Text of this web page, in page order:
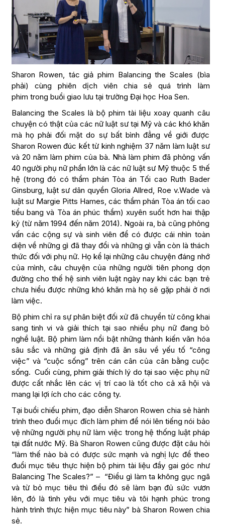
Sharon Rowen, tác giả phim Balancing the Scales (bìa
phải) cùng phiên dịch viên chia sẻ quá trình làm
phim trong buổi giao lưu tại trường Đại học Hoa Sen.
Balancing the Scales là bộ phim tài liệu xoay quanh câu
chuyện có thật của các nữ luật sư tại Mỹ và các khó khăn
mà họ phải đối mặt do sự bất bình đẳng về giới được
Sharon Rowen đúc kết từ kinh nghiệm 37 năm làm luật sư
và 20 năm làm phim của bà. Nhà làm phim đã phỏng vấn
40 người phụ nữ phần lớn là các nữ luật sư Mỹ thuộc 5 thế
hệ (trong đó có thẩm phán Tòa án Tối cao Ruth Bader
Ginsburg, luật sư dân quyền Gloria Allred, Roe v.Wade và
luật sư Margie Pitts Hames, các thẩm phán Tòa án tối cao
tiểu bang và Tòa án phúc thẩm) xuyên suốt hơn hai thập
kỷ (từ năm 1994 đến năm 2014). Ngoài ra, bà cũng phỏng
vấn các cộng sự và sinh viên để có được cái nhìn toàn
diện về những gì đã thay đổi và những gì vẫn còn là thách
thức đối với phụ nữ. Họ kể lại những câu chuyện đáng nhớ
của mình, câu chuyện của những người tiên phong dọn
đường cho thế hệ sinh viên luật ngày nay khi các bạn trẻ
chưa hiểu được những khó khăn mà họ sẽ gặp phải ở nơi
làm việc.
Bộ phim chỉ ra sự phân biệt đối xử đã chuyển từ công khai
sang tinh vi và giải thích tại sao nhiều phụ nữ đang bỏ
nghề luật. Bộ phim làm nổi bật những thành kiến văn hóa
sâu sắc và những giả định đã ăn sâu về yếu tố “công
việc” và “cuộc sống” trên cán cân của cân bằng cuộc
sống. Cuối cùng, phim giải thích lý do tại sao việc phụ nữ
được cất nhắc lên các vị trí cao là tốt cho cả xã hội và
mang lại lợi ích cho các công ty.
Tại buổi chiếu phim, đạo diễn Sharon Rowen chia sẻ hành
trình theo đuổi mục đích làm phim để nói lên tiếng nói bảo
vệ những người phụ nữ làm việc trong hệ thống luật pháp
tại đất nước Mỹ. Bà Sharon Rowen cũng được đặt câu hỏi
“làm thế nào bà có được sức mạnh và nghị lực để theo
đuổi mục tiêu thực hiện bộ phim tài liệu đầy gai góc như
Balancing The Scales?” – “Điểu gì làm ta không gục ngã
và từ bỏ mục tiêu thì điều đó sẽ làm bạn đủ sức vươn
lên, đó là tình yêu với mục tiêu và tôi hạnh phúc trong
hành trình thực hiện mục tiêu này” bà Sharon Rowen chia
sẻ.